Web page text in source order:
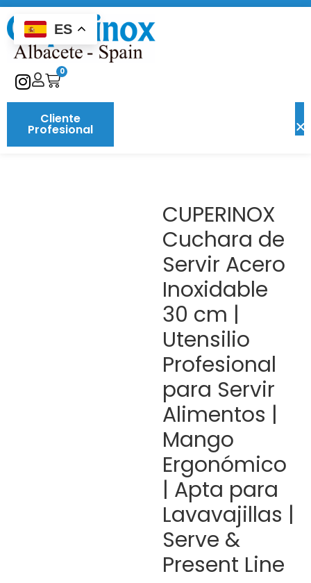
Cliente
Profesional
0
CUPERINOX
Cuchara de
Servir Acero
Inoxidable
30 cm |
Utensilio
Profesional
para Servir
Alimentos |
Mango
Ergonómico
| Apta para
Lavavajillas |
Serve &
Present Line
ES